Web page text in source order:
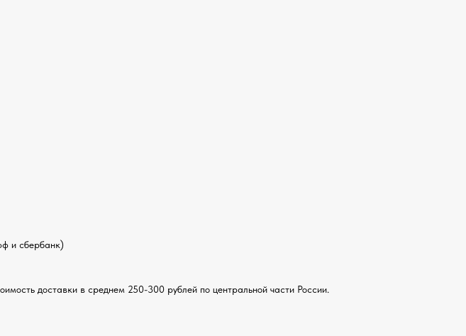
и сбербанк)
доставки в среднем 250-300 рублей по центральной части России.